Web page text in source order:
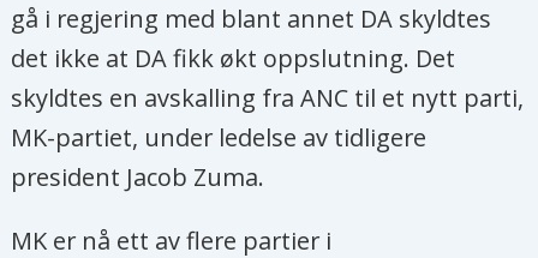
gå i regjering med blant annet DA skyldtes
det ikke at DA fikk økt oppslutning. Det
skyldtes en avskalling fra ANC til et nytt parti,
MK-partiet, under ledelse av tidligere
president Jacob Zuma.
MK er nå ett av flere partier i